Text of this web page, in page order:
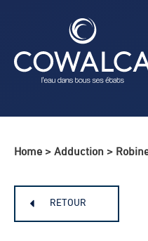
Home > Adduction >
RETOUR